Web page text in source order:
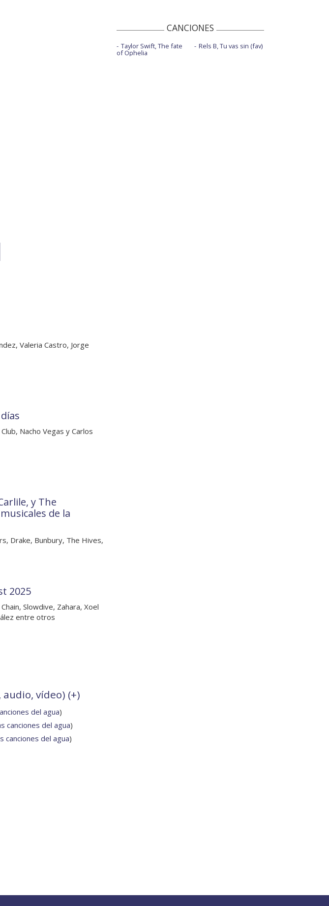
Valeria Castro, Jorge
Nacho Vegas y Carlos
y The
de la
Drake, Bunbury, The Hives,
2025
Slowdive, Zahara, Xoel
entre otros
vídeo) (+)
del agua)
canciones del agua)
canciones del agua)
CANCIONES
Taylor Swift, The fate
of Ophelia
Rels B, Tu vas sin (fav)